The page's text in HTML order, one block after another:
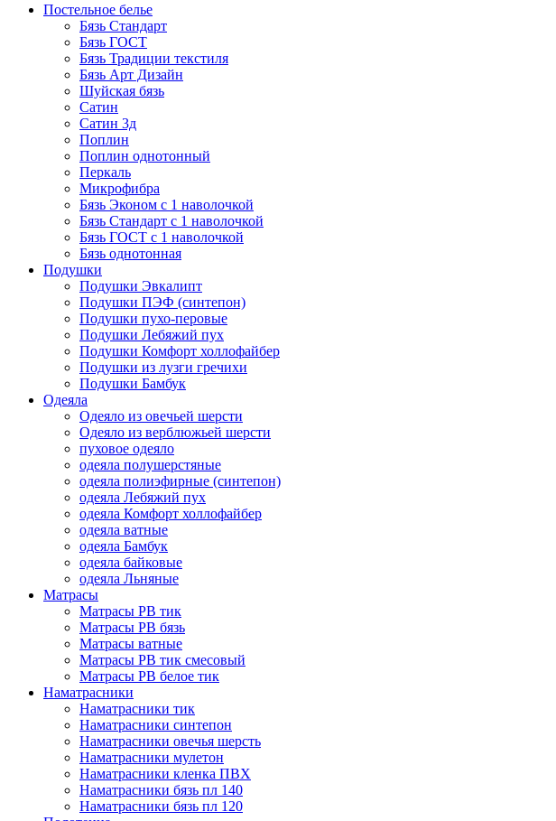
Постельное белье
Бязь Стандарт
Бязь ГОСТ
Бязь Традиции текстиля
Бязь Арт Дизайн
Шуйская бязь
Сатин
Сатин 3д
Поплин
Поплин однотонный
Перкаль
Микрофибра
Бязь Эконом с 1 наволочкой
Бязь Стандарт с 1 наволочкой
Бязь ГОСТ с 1 наволочкой
Бязь однотонная
Подушки
Подушки Эвкалипт
Подушки ПЭФ (синтепон)
Подушки пухо-перовые
Подушки Лебяжий пух
Подушки Комфорт холлофайбер
Подушки из лузги гречихи
Подушки Бамбук
Одеяла
Одеяло из овечьей шерсти
Одеяло из верблюжьей шерсти
пуховое одеяло
одеяла полушерстяные
одеяла полиэфирные (синтепон)
одеяла Лебяжий пух
одеяла Комфорт холлофайбер
одеяла ватные
одеяла Бамбук
одеяла байковые
одеяла Льняные
Матрасы
Матрасы РВ тик
Матрасы РВ бязь
Матрасы ватные
Матрасы РВ тик смесовый
Матрасы РВ белое тик
Наматрасники
Наматрасники тик
Наматрасники синтепон
Наматрасники овечья шерсть
Наматрасники мулетон
Наматрасники кленка ПВХ
Наматрасники бязь пл 140
Наматрасники бязь пл 120